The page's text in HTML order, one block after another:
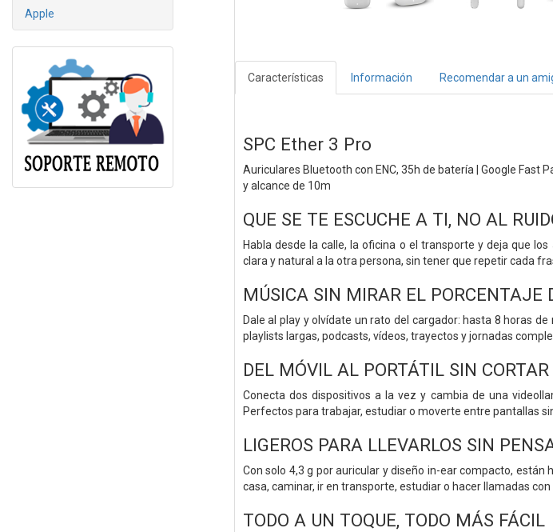
Apple
Características Información Recomendar a un
SPC Ether 3 Pro
Auriculares Bluetooth con ENC, 35h de batería | Google Fast
y alcance de 10m
QUE SE TE ESCUCHE A TI, NO AL
Habla desde la calle, la oficina o el transporte y deja que
clara y natural a la otra persona, sin tener que repetir cada
MÚSICA SIN MIRAR EL PORCENTAJE
Dale al play y olvídate un rato del cargador: hasta 8 horas
playlists largas, podcasts, vídeos, trayectos y jornadas
DEL MÓVIL AL PORTÁTIL SIN CORTAR
Conecta dos dispositivos a la vez y cambia de una
Perfectos para trabajar, estudiar o moverte entre pantallas
LIGEROS PARA LLEVARLOS SIN
Con solo 4,3 g por auricular y diseño in-ear compacto,
casa, caminar, ir en transporte, estudiar o hacer llamadas
TODO A UN TOQUE, TODO MÁS FÁCIL